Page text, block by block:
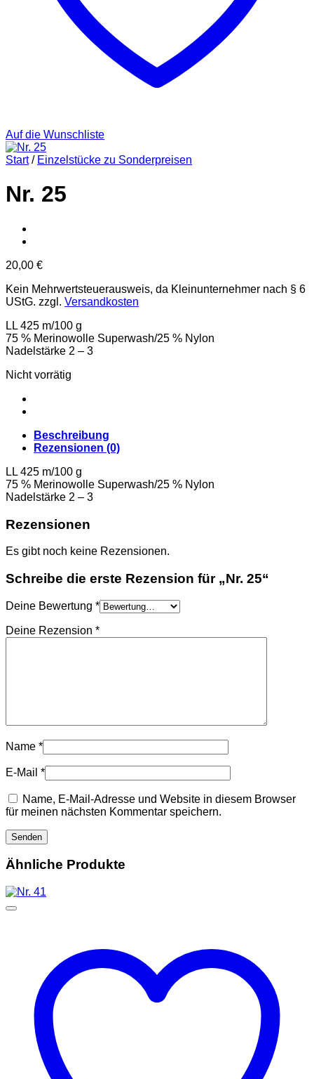
Auf die Wunschliste
Start / Einzelstücke zu Sonderpreisen
Nr. 25
20,00 €
Kein Mehrwertsteuerausweis, da Kleinunternehmer nach § 6
UStG. zzgl. Versandkosten
LL 425 m/100 g
75 % Merinowolle Superwash/25 % Nylon
Nadelstärke 2 – 3
Nicht vorrätig
Beschreibung
Rezensionen (0)
LL 425 m/100 g
75 % Merinowolle Superwash/25 % Nylon
Nadelstärke 2 – 3
Rezensionen
Es gibt noch keine Rezensionen.
Schreibe die erste Rezension für „Nr. 25“
Deine Bewertung *
Deine Rezension *
Name *
E-Mail *
Name, E-Mail-Adresse und Website in diesem Browser
für meinen nächsten Kommentar speichern.
Ähnliche Produkte